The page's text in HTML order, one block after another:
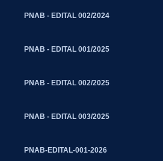
PNAB - EDITAL 002/2024
PNAB - EDITAL 001/2025
PNAB - EDITAL 002/2025
PNAB - EDITAL 003/2025
PNAB-EDITAL-001-2026